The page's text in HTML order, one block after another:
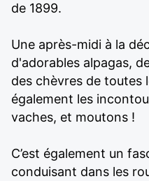
de 1899.
Une après-midi à la
d'adorables alpagas,
des chèvres de toutes
également les
vaches, et moutons !
C’est également un
conduisant dans les